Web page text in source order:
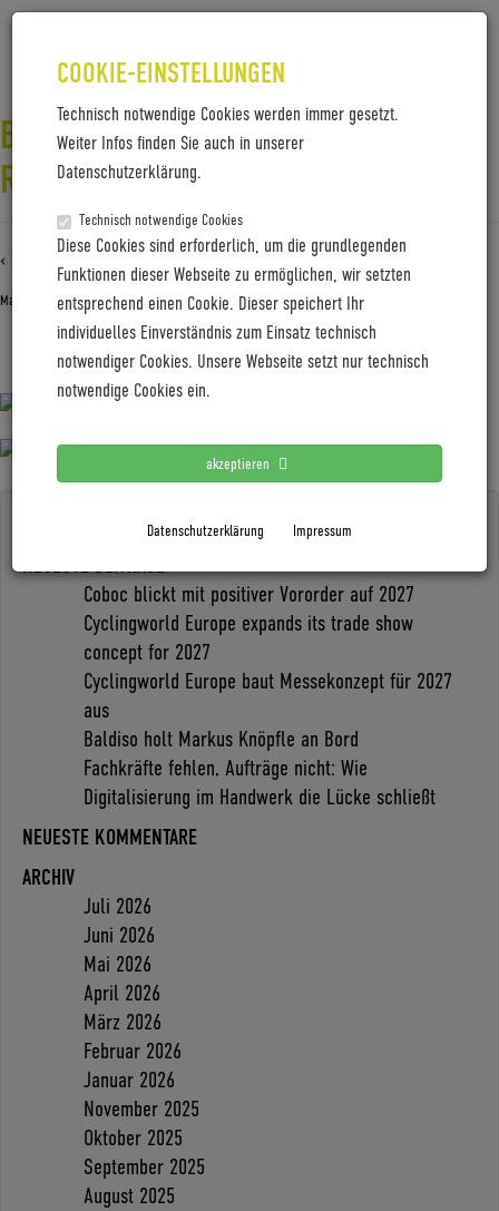
COOKIE-EINSTELLUNGEN
Technisch notwendige Cookies werden immer gesetzt.
Weiter Infos finden Sie auch in unserer
Datenschutzerklärung.
Technisch notwendige Cookies
Diese Cookies sind erforderlich, um die grundlegenden
Funktionen dieser Webseite zu ermöglichen, wir setzten
entsprechend einen Cookie. Dieser speichert Ihr
individuelles Einverständnis zum Einsatz technisch
notwendiger Cookies. Unsere Webseite setzt nur technisch
notwendige Cookies ein.
akzeptieren
Datenschutzerklärung Impressum
BALDISO__ZENITH-
RAWCARBON__PRESS–07
‹ Zurück zu BALDISO__ZENITH-RawCarbon__PRESS–07
Mai 26, 2026 Gabi Jung
BALDISO__ZENITH-RawCarbon__PRESS–07
Coboc blickt mit positiver Vororder auf 2027
Cyclingworld Europe expands its trade show
concept for 2027
Cyclingworld Europe baut Messekonzept für 2027
aus
Baldiso holt Markus Knöpfle an Bord
Fachkräfte fehlen, Aufträge nicht: Wie
Digitalisierung im Handwerk die Lücke schließt
NEUESTE KOMMENTARE
ARCHIV
Juli 2026
Juni 2026
Mai 2026
April 2026
März 2026
Februar 2026
Januar 2026
November 2025
Oktober 2025
September 2025
August 2025